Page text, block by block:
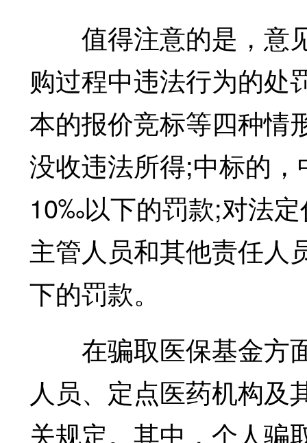
值得注意的是，意
购过程中违法行为的处
本的报价竞标等四种情
没收违法所得;中标的
10‰以下的罚款;对法
主管人员和其他责任人
下的罚款。
在骗取医保基金方
人员、定点医药机构及
关规定。其中，个人骗